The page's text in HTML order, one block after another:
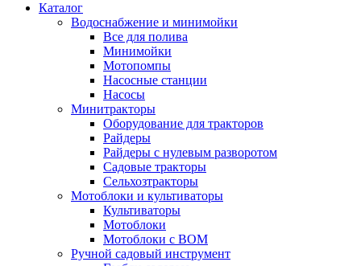
Каталог
Водоснабжение и минимойки
Все для полива
Минимойки
Мотопомпы
Насосные станции
Насосы
Минитракторы
Оборудование для тракторов
Райдеры
Райдеры с нулевым разворотом
Садовые тракторы
Сельхозтракторы
Мотоблоки и культиваторы
Культиваторы
Мотоблоки
Мотоблоки с ВОМ
Ручной садовый инструмент